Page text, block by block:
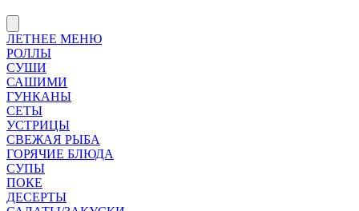
ЛЕТНЕЕ МЕНЮ
РОЛЛЫ
СУШИ
САШИМИ
ГУНКАНЫ
СЕТЫ
УСТРИЦЫ
СВЕЖАЯ РЫБА
ГОРЯЧИЕ БЛЮДА
СУПЫ
ПОКЕ
ДЕСЕРТЫ